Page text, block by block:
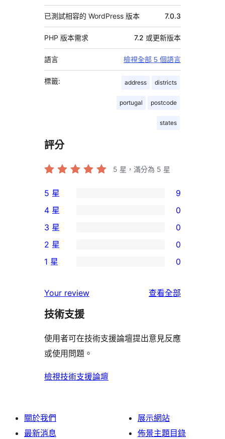
已測試相容的 WordPress 版本 7.0.3
PHP 版本需求 7.2 或更新版本
語言 檢視全部 5 個語言
標籤: address districts
portugal postcode
states
評分
5 星，滿分為 5 星
9
個
5
星
使
者
論
5 星 9
個
4
星
用
者
論
4 星 0
0
個
3
使
用
評
論
3 星 0
個
星
使
者
評
論
2 星 0
1
星
用
者
評
1 星 0
Your review 查看全部
評
技術支援
使用者可在技術支援論壇提出意見反應
或使用問題。
檢視技術支援論壇
關於我們
最新消息
展示網站
佈景主題目錄